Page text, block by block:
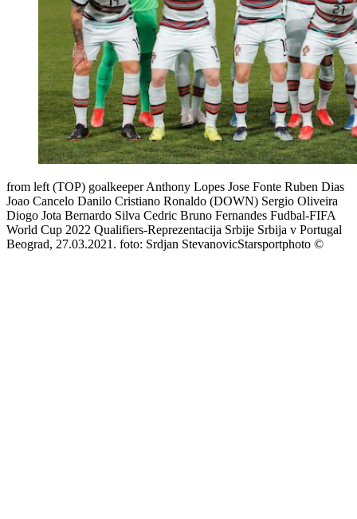
from left (TOP) goalkeeper Anthony Lopes Jose Fonte Ruben Dias
Joao Cancelo Danilo Cristiano Ronaldo (DOWN) Sergio Oliveira
Diogo Jota Bernardo Silva Cedric Bruno Fernandes Fudbal-FIFA
World Cup 2022 Qualifiers-Reprezentacija Srbije Srbija v Portugal
Beograd, 27.03.2021. foto: Srdjan StevanovicStarsportphoto ©